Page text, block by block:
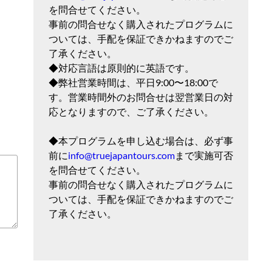
を問合せてください。
事前の問合せなく購入されたプログラムに
ついては、手配を保証できかねますのでご
了承ください。
◆対応言語は原則的に英語です。
◆弊社営業時間は、平日9:00〜18:00で
す。営業時間外のお問合せは翌営業日の対
応となりますので、ご了承ください。
◆本プログラムを申し込む場合は、必ず事
前にinfo@truejapantours.comまで実施可否
を問合せてください。
事前の問合せなく購入されたプログラムに
ついては、手配を保証できかねますのでご
了承ください。